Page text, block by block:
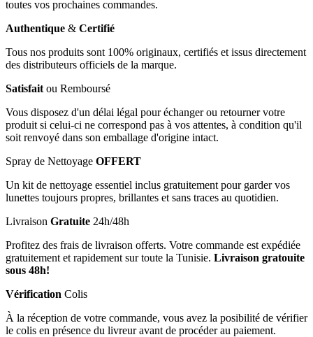
toutes vos prochaines commandes.
Authentique & Certifié
Tous nos produits sont 100% originaux, certifiés et issus directement
des distributeurs officiels de la marque.
Satisfait ou Remboursé
Vous disposez d'un délai légal pour échanger ou retourner votre
produit si celui-ci ne correspond pas à vos attentes, à condition qu'il
soit renvoyé dans son emballage d'origine intact.
Spray de Nettoyage OFFERT
Un kit de nettoyage essentiel inclus gratuitement pour garder vos
lunettes toujours propres, brillantes et sans traces au quotidien.
Livraison Gratuite 24h/48h
Profitez des frais de livraison offerts. Votre commande est expédiée
gratuitement et rapidement sur toute la Tunisie. Livraison gratouite
sous 48h!
Vérification Colis
À la réception de votre commande, vous avez la posibilité de vérifier
le colis en présence du livreur avant de procéder au paiement.